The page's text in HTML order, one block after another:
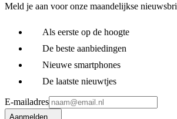
Meld je aan voor onze maandelijkse
Als eerste op de hoogte
De beste aanbiedingen
Nieuwe smartphones
De laatste nieuwtjes
E-mailadres
Aanmelden